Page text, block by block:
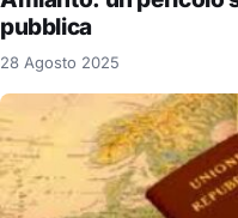
pubblica
28 Agosto 2025